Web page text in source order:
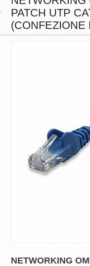
(CONFEZIONE
NETWORKING